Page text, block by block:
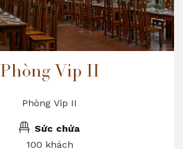
Phòng Vip II
Phòng Vip II
Sức chứa
100 khách